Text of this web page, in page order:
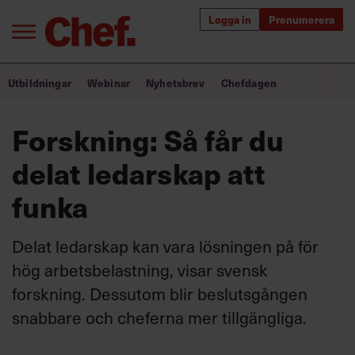
Logga in Prenumerera
Annonsera
Om oss
Bra ledare förändrar världen
Innehåll från Chef
Utbildning för ledare
Chefakademin+
Populära utbildningar
Utbildningar Webinar Nyhetsbrev Chefdagen
Forskning: Så får du
delat ledarskap att
funka
Delat ledarskap kan vara lösningen på för
hög arbetsbelastning, visar svensk
forskning. Dessutom blir beslutsgången
snabbare och cheferna mer tillgängliga.